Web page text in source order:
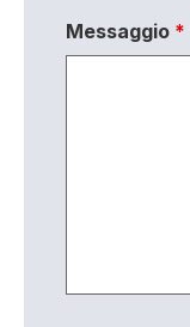
Messaggio *